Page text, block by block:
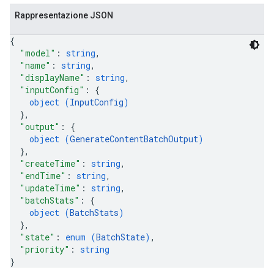
Rappresentazione JSON
{
"model" : string,
"name" : string,
"displayName" : string,
"inputConfig" : {
object (InputConfig)
},
"output" : {
object (GenerateContentBatchOutput)
},
"createTime" : string,
"endTime" : string,
"updateTime" : string,
"batchStats" : {
object (BatchStats)
},
"state" : enum (BatchState) ,
"priority" : string
}